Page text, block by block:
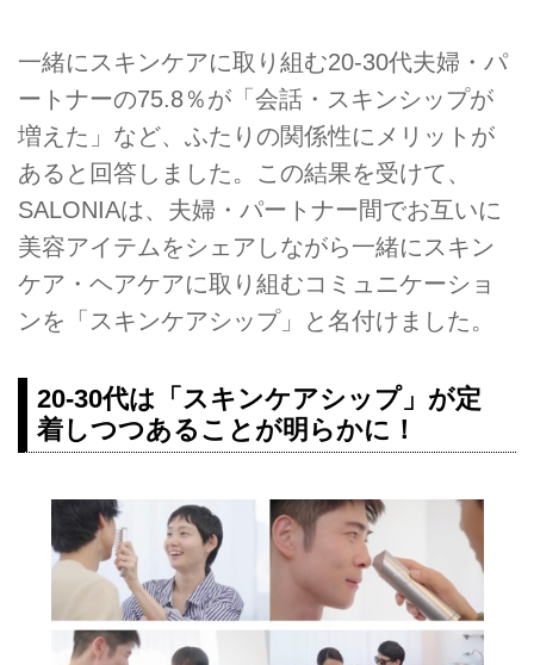
一緒にスキンケアに取り組む20-30代夫婦・パ
ートナーの75.8％が「会話・スキンシップが
増えた」など、ふたりの関係性にメリットが
あると回答しました。この結果を受けて、
SALONIAは、夫婦・パートナー間でお互いに
美容アイテムをシェアしながら一緒にスキン
ケア・ヘアケアに取り組むコミュニケーショ
ンを「スキンケアシップ」と名付けました。
20-30代は「スキンケアシップ」が定
着しつつあることが明らかに！